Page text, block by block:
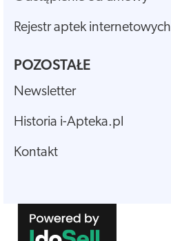
Rejestr aptek internetowych
POZOSTAŁE
Newsletter
Historia i-Apteka.pl
Kontakt